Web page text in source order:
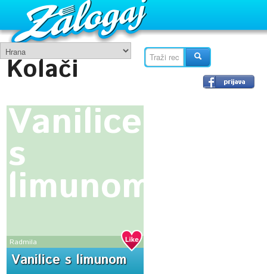
Kolači
Vanilice
s
limunom
Radmila
Vanilice s limunom